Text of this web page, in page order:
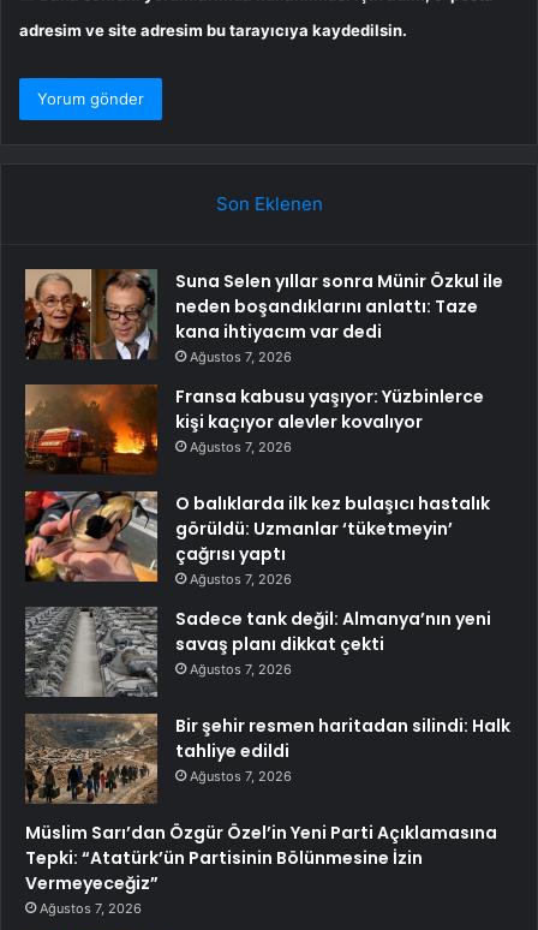
adresim ve site adresim bu tarayıcıya kaydedilsin.
Son Eklenen
Suna Selen yıllar sonra Münir Özkul ile
neden boşandıklarını anlattı: Taze
kana ihtiyacım var dedi
Ağustos 7, 2026
Fransa kabusu yaşıyor: Yüzbinlerce
kişi kaçıyor alevler kovalıyor
Ağustos 7, 2026
O balıklarda ilk kez bulaşıcı hastalık
görüldü: Uzmanlar ‘tüketmeyin’
çağrısı yaptı
Ağustos 7, 2026
Sadece tank değil: Almanya’nın yeni
savaş planı dikkat çekti
Ağustos 7, 2026
Bir şehir resmen haritadan silindi: Halk
tahliye edildi
Ağustos 7, 2026
Müslim Sarı’dan Özgür Özel’in Yeni Parti Açıklamasına
Tepki: “Atatürk’ün Partisinin Bölünmesine İzin
Vermeyeceğiz”
Ağustos 7, 2026